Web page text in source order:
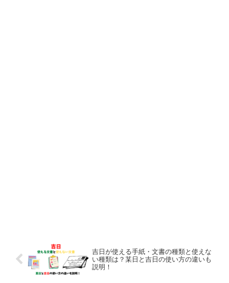
吉日が使える手紙・文書の種類と使えな
い種類は？某日と吉日の使い方の違いも
説明！